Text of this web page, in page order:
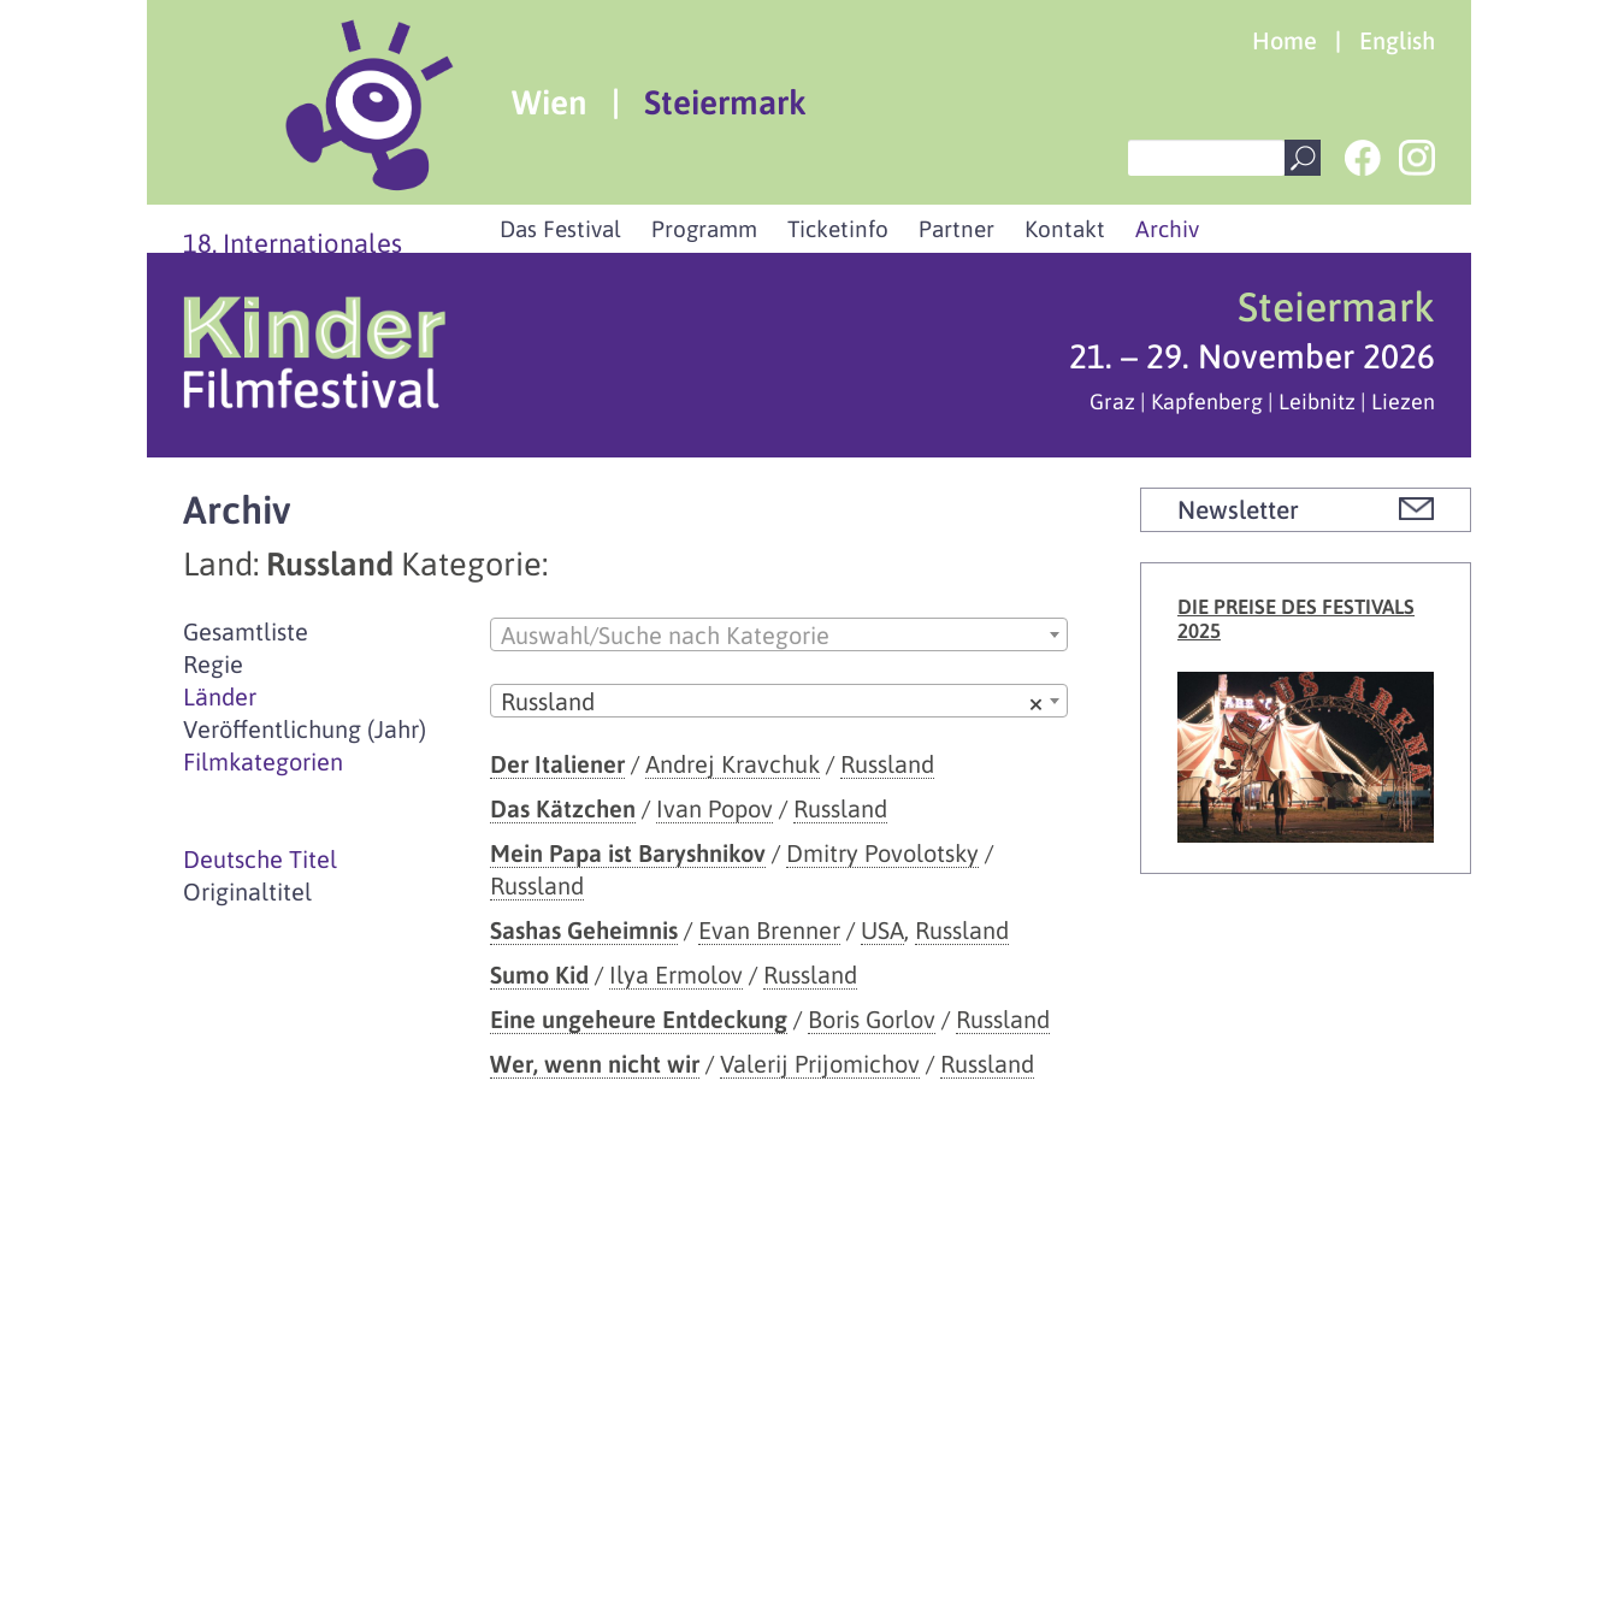
Home | English
Wien | Steiermark
18. Internationales Das Festival Programm Ticketinfo Partner Kontakt Archiv
Steiermark
21. – 29. November 2026
Graz | Kapfenberg | Leibnitz | Liezen
Archiv
Land: Russland Kategorie:
Gesamtliste
Regie
Länder
Veröffentlichung (Jahr)
Filmkategorien
Deutsche Titel
Originaltitel
Auswahl/Suche nach Kategorie
×
Russland
Der Italiener/ Andrej Kravchuk / Russland
Das Kätzchen / Ivan Popov / Russland
Mein Papa ist Baryshnikov / Dmitry Povolotsky /
Russland
Sashas Geheimnis / Evan Brenner / USA Russland
Sumo Kid / Ilya Ermolov / Russland
Eine ungeheure Entdeckung / Boris Gorlov / Russland
Wer, wenn nicht wir/Valerij Prijomichov / Russland
Newsletter
DIE PREISE DES FESTIVALS
2025